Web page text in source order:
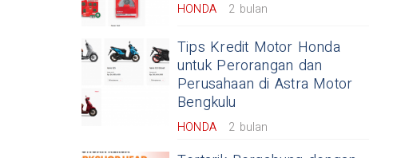
HONDA 2 bulan
Tips Kredit Motor Honda
untuk Perorangan dan
Perusahaan di Astra Motor
Bengkulu
HONDA 2 bulan